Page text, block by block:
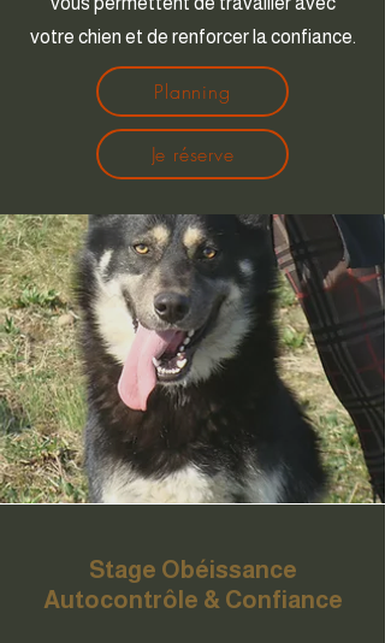
votre chien et de renforcer la confiance.
Planning
Je réserve
Stage Obéissance
Autocontrôle & Confiance